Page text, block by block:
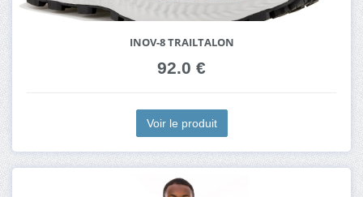
INOV-8 TRAILTALON
92.0 €
Voir le produit